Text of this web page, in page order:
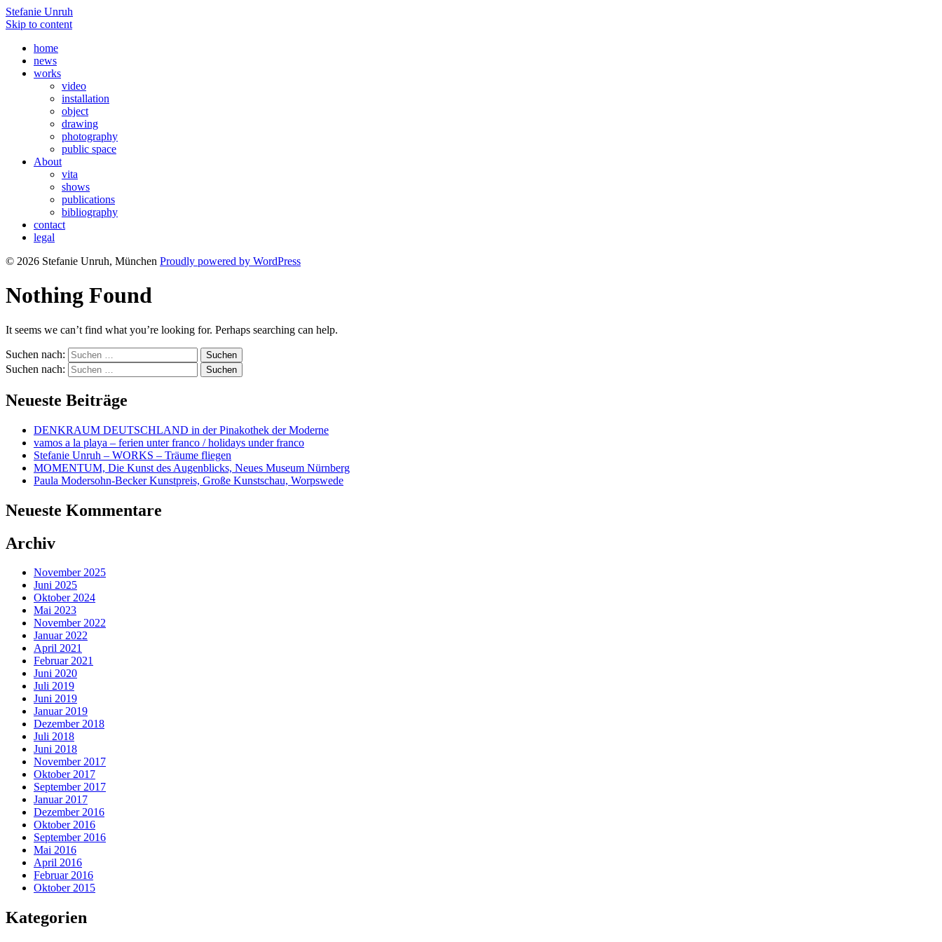
Stefanie Unruh
Skip to content
home
news
works
video
installation
object
drawing
photography
public space
About
vita
shows
publications
bibliography
contact
legal
© 2026 Stefanie Unruh, München Proudly powered by WordPress
Nothing Found
It seems we can’t find what you’re looking for. Perhaps searching can help.
Suchen nach:
Suchen nach:
Neueste Beiträge
DENKRAUM DEUTSCHLAND in der Pinakothek der Moderne
vamos a la playa – ferien unter franco / holidays under franco
Stefanie Unruh – WORKS – Träume fliegen
MOMENTUM, Die Kunst des Augenblicks, Neues Museum Nürnberg
Paula Modersohn-Becker Kunstpreis, Große Kunstschau, Worpswede
Neueste Kommentare
Archiv
November 2025
Juni 2025
Oktober 2024
Mai 2023
November 2022
Januar 2022
April 2021
Februar 2021
Juni 2020
Juli 2019
Juni 2019
Januar 2019
Dezember 2018
Juli 2018
Juni 2018
November 2017
Oktober 2017
September 2017
Januar 2017
Dezember 2016
Oktober 2016
September 2016
Mai 2016
April 2016
Februar 2016
Oktober 2015
Kategorien